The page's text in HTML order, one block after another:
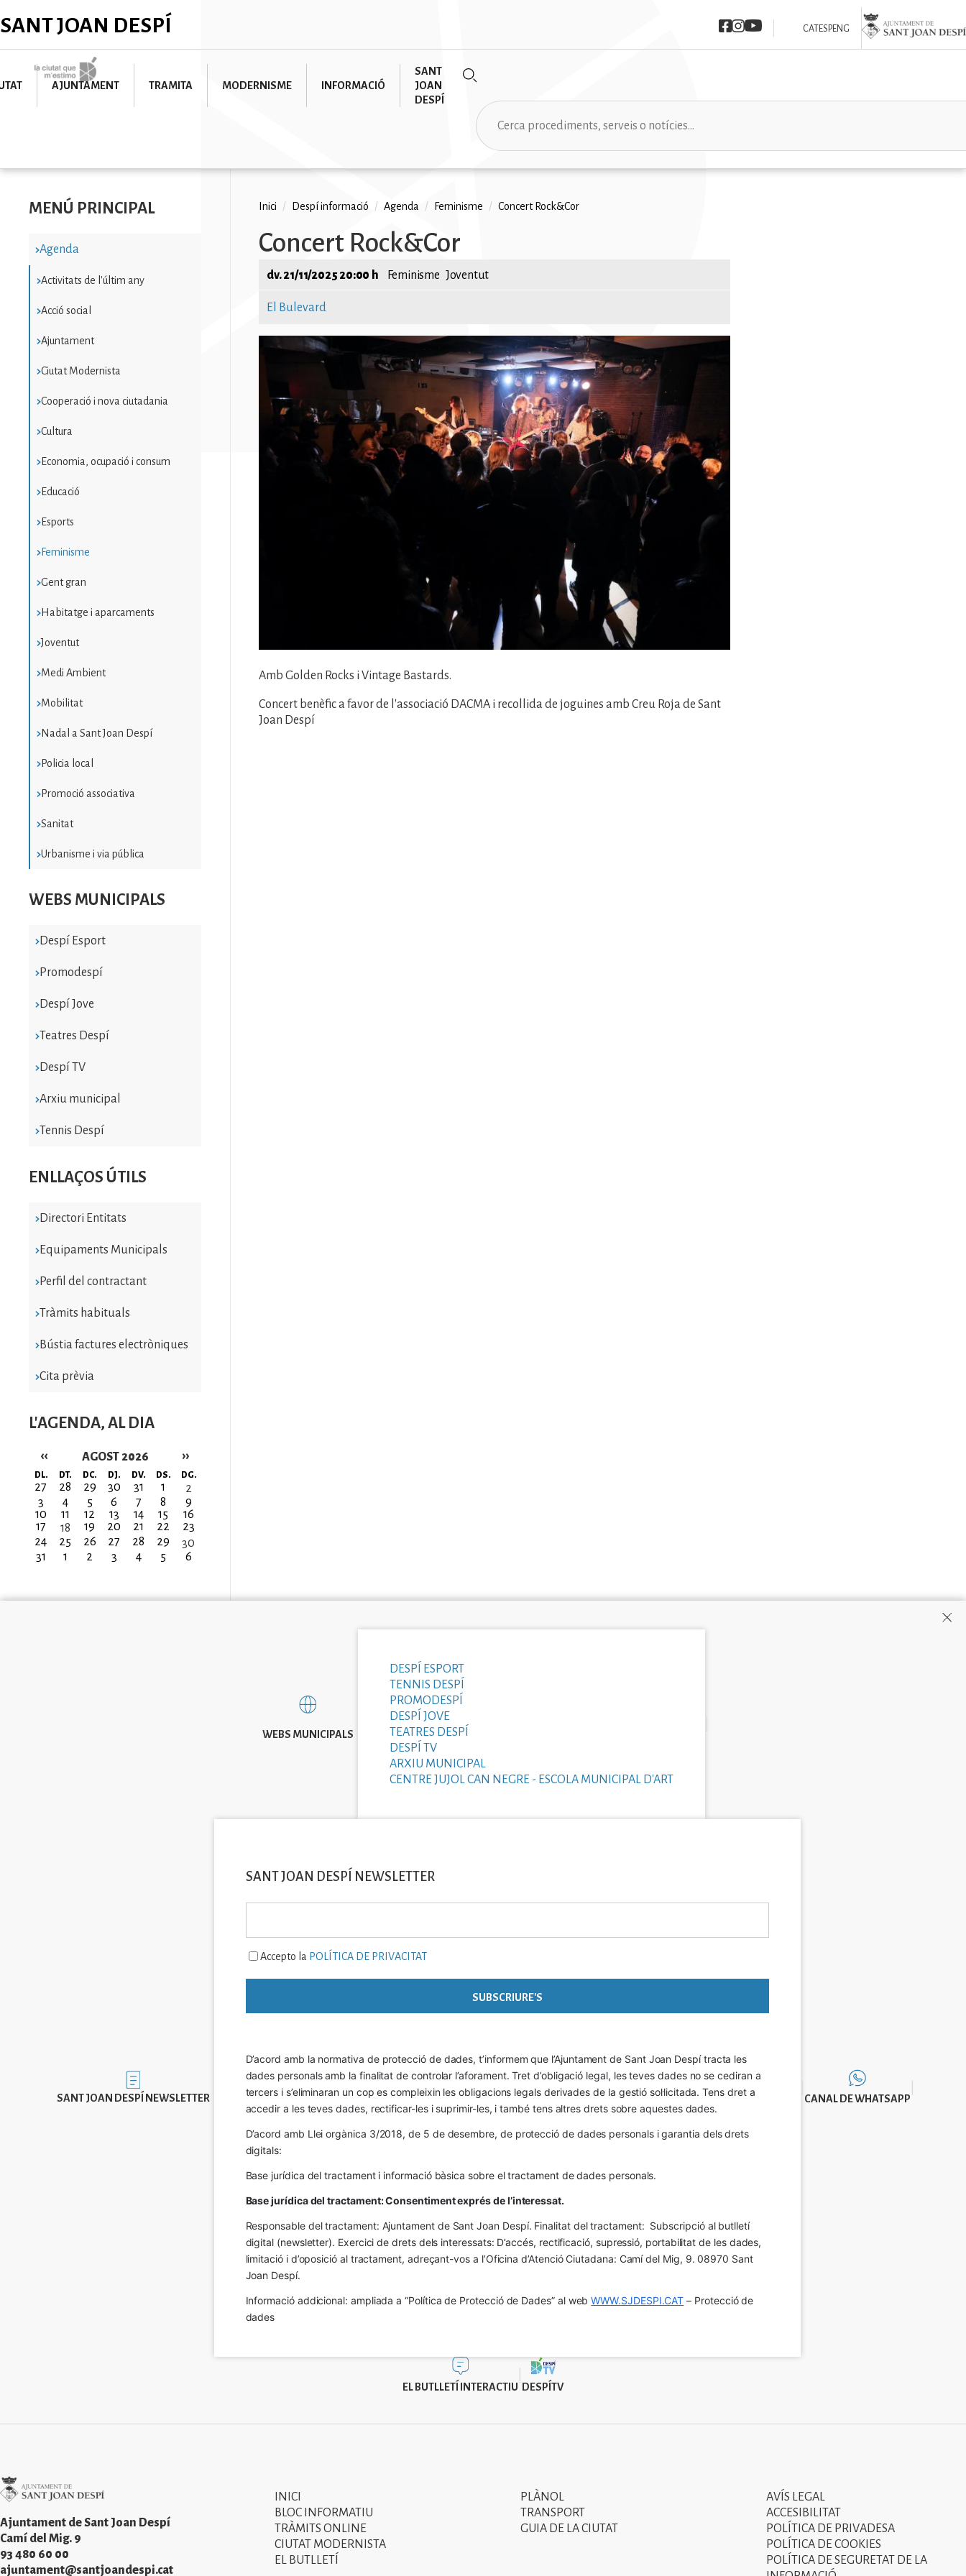
al
SANT JOAN DESPÍ Imatge
Imatge
Imatge CAT ESPENG
Imatge
Imatge
AJUNTAMENT TRAMITA MODERNISME INFORMACIÓ
SANT
JOAN
DESPÍ
Cerca
MENÚ PRINCIPAL
Agenda
Activitats de l'últim any
Acció social
Ajuntament
Ciutat Modernista
Cooperació i nova ciutadania
Cultura
Economia, ocupació i consum
Educació
Esports
Feminisme
Gent gran
Habitatge i aparcaments
Joventut
Medi Ambient
Mobilitat
Nadal a Sant Joan Despí
Policia local
Promoció associativa
Sanitat
Urbanisme i via pública
WEBS MUNICIPALS
Despí Esport
Promodespí
Despí Jove
Teatres Despí
Despí TV
Arxiu municipal
Tennis Despí
ENLLAÇOS ÚTILS
Directori Entitats
Equipaments Municipals
Perfil del contractant
Tràmits habituals
Bústia factures electròniques
Cita prèvia
L'AGENDA, AL DIA
AGOST 2026
Paginació
‹‹ ››
DL. DT. DC. DJ. DV. DS. DG.
27 28 29 30 31 1
2
3
4 5 6 7 8
9
10
11 12 13 14 15
16
17
18 19 20 21 22
23
24
25 26 27 28 29
30
31
1 2 3 4 5 6
Fil
d'ariadna
Inici / Despí informació / Agenda / Feminisme / Concert Rock&Cor
Concert Rock&Cor
dv. 21/11/2025 20:00 h Feminisme Joventut
El Bulevard
Amb Golden Rocks i Vintage Bastards.
Concert benèfic a favor de l'associació DACMA i recollida de joguines amb Creu Roja de Sant
Joan Despí
Imatge
WEBS MUNICIPALS
DESPÍ ESPORT
TENNIS DESPÍ
PROMODESPÍ
DESPÍ JOVE
TEATRES DESPÍ
DESPÍ TV
ARXIU MUNICIPAL
CENTRE JUJOL CAN NEGRE - ESCOLA MUNICIPAL D'ART
Imatge
SANT JOAN DESPÍ NEWSLETTER
SANT JOAN DESPÍ NEWSLETTER
Accepto la POLÍTICA DE PRIVACITAT
D’acord amb la normativa de protecció de dades, t’informem que l’Ajuntament de Sant Joan Despí tracta les
dades personals amb la finalitat de controlar l’aforament. Tret d’obligació legal, les teves dades no se cediran a
tercers i s’eliminaran un cop es compleixin les obligacions legals derivades de la gestió sol·licitada. Tens dret a
accedir a les teves dades, rectificar-les i suprimir-les, i també tens altres drets sobre aquestes dades.
D’acord amb Llei orgànica 3/2018, de 5 de desembre, de protecció de dades personals i garantia dels drets
digitals:
Base jurídica del tractament i informació bàsica sobre el tractament de dades personals.
Base jurídica del tractament: Consentiment exprés de l’interessat.
Responsable del tractament: Ajuntament de Sant Joan Despí. Finalitat del tractament:  Subscripció al butlletí
digital (newsletter). Exercici de drets dels interessats: D’accés, rectificació, supressió, portabilitat de les dades,
limitació i d’oposició al tractament, adreçant-vos a l’Oficina d’Atenció Ciutadana: Camí del Mig, 9. 08970 Sant
Joan Despí.
Informació addicional: ampliada a “Política de Protecció de Dades” al web WWW.SJDESPI.CAT – Protecció de
dades
CANAL DE WHATSAPP
EL BUTLLETÍ INTERACTIU DESPÍTV
Imatge
Ajuntament de Sant Joan Despí
Camí del Mig. 9
93 480 60 00
ajuntament@santjoandespi.cat
Primer
menú
INICI
BLOC INFORMATIU
TRÀMITS ONLINE
CIUTAT MODERNISTA
EL BUTLLETÍ
Segon
menú
PLÀNOL
TRANSPORT
GUIA DE LA CIUTAT
Tercer
menú
peu
AVÍS LEGAL
ACCESIBILITAT
POLÍTICA DE PRIVADESA
POLÍTICA DE COOKIES
POLÍTICA DE SEGURETAT DE LA